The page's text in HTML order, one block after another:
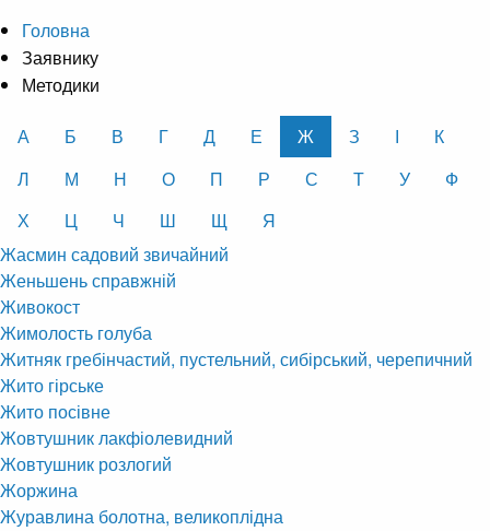
Головна
Заявнику
Методики
А Б В Г Д Е Ж З І
К
Л
М Н О П Р С Т У
Ф
Х
Ц Ч Ш Щ
Я
Жасмин садовий звичайний
Женьшень справжній
Живокост
Жимолость голуба
Житняк гребінчастий, пустельний, сибірський, черепичний
Жито гірське
Жито посівне
Жовтушник лакфіолевидний
Жовтушник розлогий
Жоржина
Журавлина болотна, великоплідна